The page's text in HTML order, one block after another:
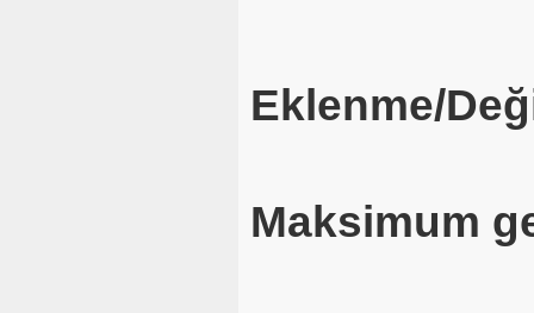
Eklenme/
Maksimum